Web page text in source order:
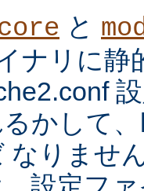
と
ナリに静
かして
なりませ